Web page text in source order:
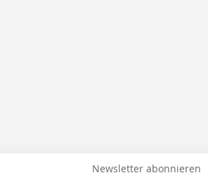
Newsletter abonnieren